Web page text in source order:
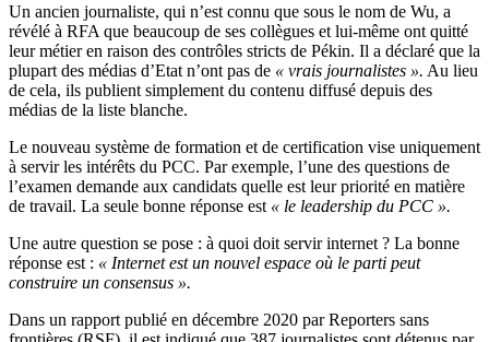
Un ancien journaliste, qui n’est connu que sous le nom de Wu, a
révélé à RFA que beaucoup de ses collègues et lui-même ont quitté
leur métier en raison des contrôles stricts de Pékin. Il a déclaré que la
plupart des médias d’Etat n’ont pas de « vrais journalistes ». Au lieu
de cela, ils publient simplement du contenu diffusé depuis des
médias de la liste blanche.
Le nouveau système de formation et de certification vise uniquement
à servir les intérêts du PCC. Par exemple, l’une des questions de
l’examen demande aux candidats quelle est leur priorité en matière
de travail. La seule bonne réponse est « le leadership du PCC ».
Une autre question se pose : à quoi doit servir internet ? La bonne
réponse est : « Internet est un nouvel espace où le parti peut
construire un consensus ».
Dans un rapport publié en décembre 2020 par Reporters sans